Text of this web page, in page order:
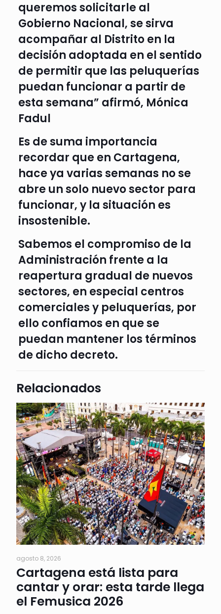
queremos solicitarle al
Gobierno Nacional, se sirva
acompañar al Distrito en la
decisión adoptada en el sentido
de permitir que las peluquerías
puedan funcionar a partir de
esta semana” afirmó, Mónica
Fadul
Es de suma importancia
recordar que en Cartagena,
hace ya varias semanas no se
abre un solo nuevo sector para
funcionar, y la situación es
insostenible.
Sabemos el compromiso de la
Administración frente a la
reapertura gradual de nuevos
sectores, en especial centros
comerciales y peluquerías, por
ello confiamos en que se
puedan mantener los términos
de dicho decreto.
Relacionados
agosto 8, 2026
Cartagena está lista para
cantar y orar: esta tarde llega
el Femusica 2026